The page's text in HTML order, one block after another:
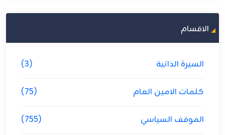
الاقسام
السيرة الذاتية (3)
كلمات الامين العام (75)
الموقف السياسي (755)